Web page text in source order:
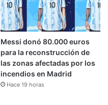
Messi donó 80.000 euros
para la reconstrucción de
las zonas afectadas por los
incendios en Madrid
Hace 19 horas